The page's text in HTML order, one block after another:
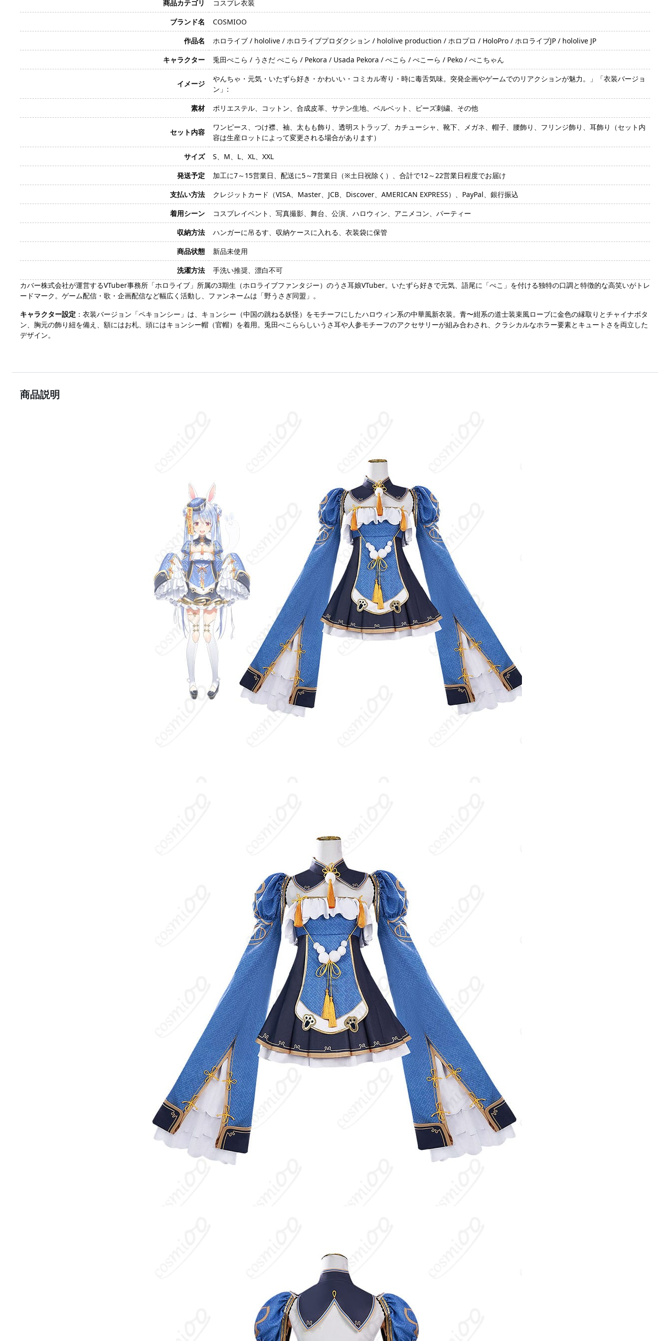
商品カテゴリ
コスプレ衣装
ブランド名
COSMIOO
作品名
ホロライブ / hololive / ホロライブプロダクション / hololive production / ホロプロ / HoloPro / ホロライブJP / hololive JP
キャラクター
兎田ぺこら / うさだ ぺこら / Pekora / Usada Pekora / ぺこら / ぺこーら / Peko / ぺこちゃん
イメージ
やんちゃ・元気・いたずら好き・かわいい・コミカル寄り・時に毒舌気味。突発企画やゲームでのリアクションが魅力。」「衣装バージョ
ン」:
素材
ポリエステル、コットン、合成皮革、サテン生地、ベルベット、ビーズ刺繍、その他
セット内容
ワンピース、つけ襟、袖、太もも飾り、透明ストラップ、カチューシャ、靴下、メガネ、帽子、腰飾り、フリンジ飾り、耳飾り（セット内
容は生産ロットによって変更される場合があります）
サイズ
S、M、L、XL、XXL
発送予定
加工に7～15営業日、配送に5～7営業日（※土日祝除く）、合計で12～22営業日程度でお届け
支払い方法
クレジットカード（VISA、Master、JCB、Discover、AMERICAN EXPRESS）、PayPal、銀行振込
着用シーン
コスプレイベント、写真撮影、舞台、公演、ハロウィン、アニメコン、パーティー
収納方法
ハンガーに吊るす、収納ケースに入れる、衣装袋に保管
商品状態
新品未使用
洗濯方法
手洗い推奨、漂白不可
カバー株式会社が運営するVTuber事務所「ホロライブ」所属の3期生（ホロライブファンタジー）のうさ耳娘VTuber。いたずら好きで元気、語尾に「ぺこ」を付ける独特の口調と特徴的な高笑いがトレ
ードマーク。ゲーム配信・歌・企画配信など幅広く活動し、ファンネームは「野うさぎ同盟」。
キャラクター設定 ：衣装バージョン「ペキョンシー」は、キョンシー（中国の跳ねる妖怪）をモチーフにしたハロウィン系の中華風新衣装。青〜紺系の道士装束風ローブに金色の縁取りとチャイナボタ
ン、胸元の飾り紐を備え、額にはお札、頭にはキョンシー帽（官帽）を着用。兎田ぺこららしいうさ耳や人参モチーフのアクセサリーが組み合わされ、クラシカルなホラー要素とキュートさを両立した
デザイン。
商品説明